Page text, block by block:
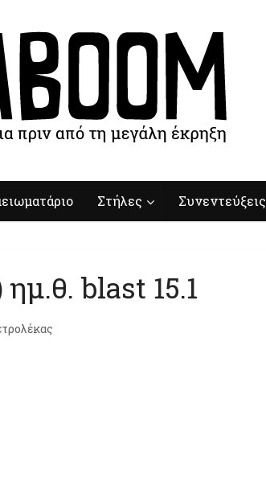
Στήλες Συνεντεύξεις
blast 15.1